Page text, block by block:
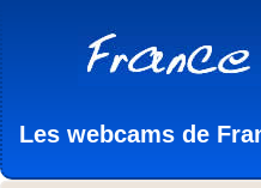
Les webcams de